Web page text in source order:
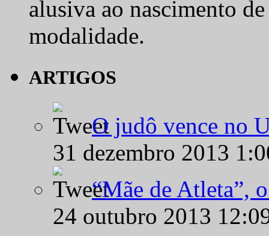
alusiva ao nascimento
modalidade.
ARTIGOS
O judô vence no
31 dezembro 2013
“Mãe de Atleta”,
24 outubro 2013